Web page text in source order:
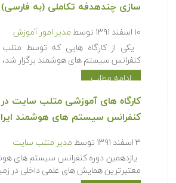
سازی چندهدفه تکاملی (به فارسی)
۱۰ اسفند ۱۳۹۱ توسط مدیر امور آموزش
یکی از کارگاه هایی که توسط
کنفرانس سیستم های هوشمند برگزار
ادامه مطلب
کارگاه های آموزشی متلب سایت
کنفرانس سیستم های هوشمند
۳ اسفند ۱۳۹۱ توسط مدیر متلب سایت
یازدهمین دوره کنفرانس سیستم های
معتبرترین همایش های علمی داخلی در